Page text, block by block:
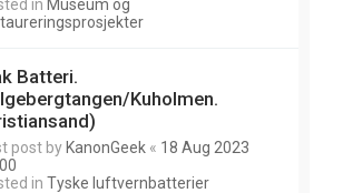
in Museum og
Batteri.
Kuholmen.
post by KanonGeek « 18 Aug 2023
in Tyske luftvernbatterier